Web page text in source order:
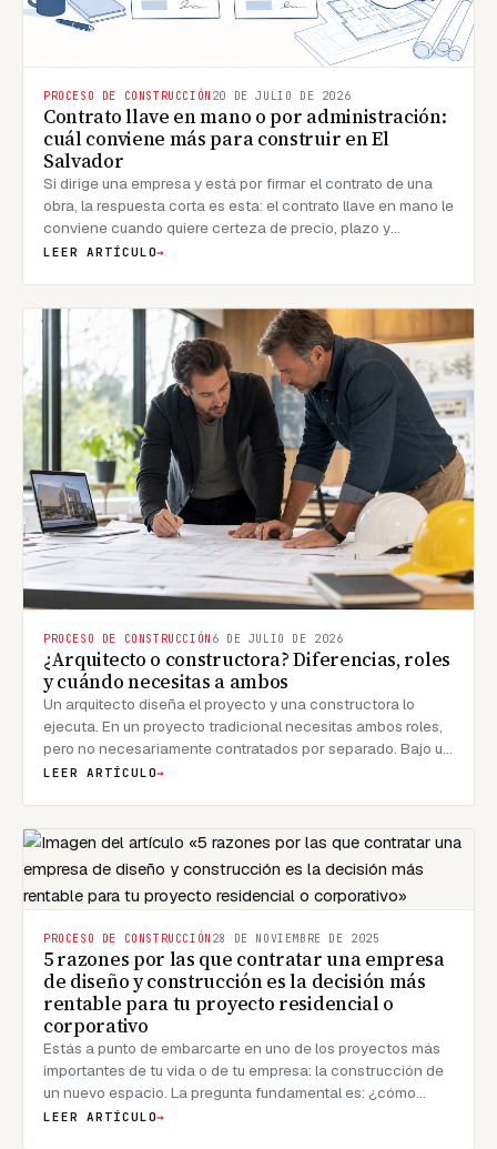
PROCESO DE CONSTRUCCIÓN 20 DE JULIO DE 2026
Contrato llave en mano o por administración:
cuál conviene más para construir en El
Salvador
Si dirige una empresa y está por firmar el contrato de una
obra, la respuesta corta es esta: el contrato llave en mano le
conviene cuando quiere certeza de precio, plazo y
responsable único; el contrato por administración le
para intervenir en las decisiones diarias. En RV Ingenieros
Constructores trabajamos exclusivamente bajo la
modalidad llave en mano, y a continuación explicamos por
qué, comparando ambas modalidades con criterios que
importan a un director, gerente o desarrollador en El
Salvador.
LEER ARTÍCULO→
PROCESO DE CONSTRUCCIÓN 6 DE JULIO DE 2026
¿Arquitecto o constructora? Diferencias, roles
y cuándo necesitas a ambos
Un arquitecto diseña el proyecto y una constructora lo
ejecuta. En un proyecto tradicional necesitas ambos roles,
pero no necesariamente contratados por separado. Bajo un
modelo llave en mano, una sola empresa asume las dos
LEER ARTÍCULO→
PROCESO DE CONSTRUCCIÓN 28 DE NOVIEMBRE DE 2025
5 razones por las que contratar una empresa
de diseño y construcción es la decisión más
rentable para tu proyecto residencial o
corporativo
Estás a punto de embarcarte en uno de los proyectos más
importantes de tu vida o de tu empresa: la construcción de
un nuevo espacio. La pregunta fundamental es: ¿cómo
gestionarlo? El método tradicional implica contratar a un
LEER ARTÍCULO→